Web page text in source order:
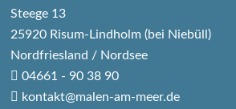
Steege 13
25920 Risum-Lindholm (bei Niebüll)
Nordfriesland / Nordsee
04661 - 90 38 90
kontakt@malen-am-meer.de